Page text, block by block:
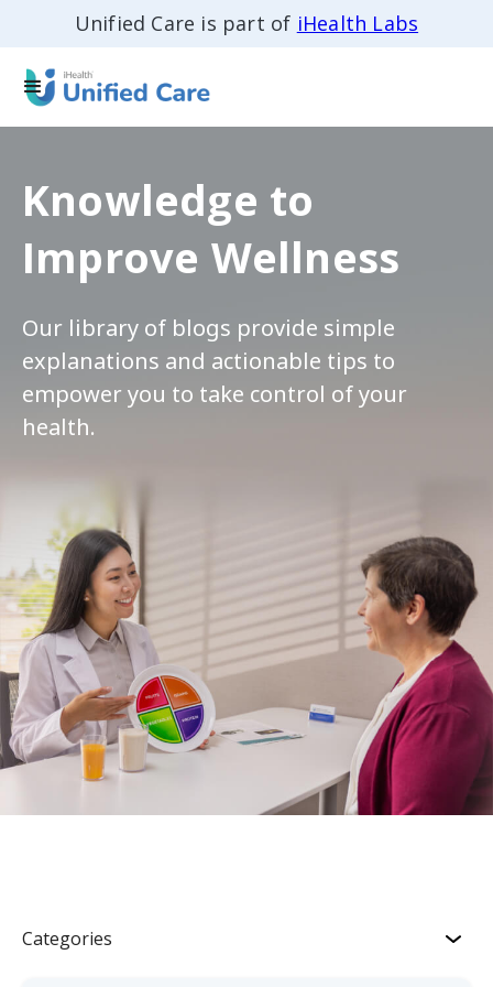
Unified Care is part of iHealth Labs
Knowledge to
Improve Wellness
Our library of blogs provide simple
explanations and actionable tips to
empower you to take control of your
health.
Categories